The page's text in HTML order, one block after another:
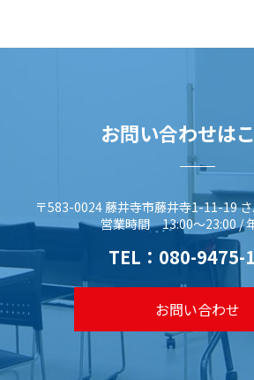
お問い合わせは
〒583-0024 藤井寺市藤井寺1-11-19
営業時間 13:00～23:00 /
TEL： 080-9475-
お問い合わせ